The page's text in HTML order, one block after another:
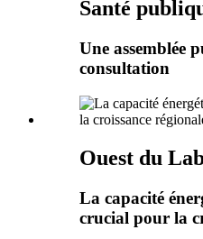
Santé
Une assemblée
consultation
Ouest du
La capacité
crucial pour la